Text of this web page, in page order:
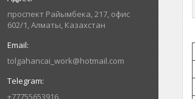
проспект Райымбека, 217, офис
602/1, Алматы, Казахстан
tolgahancai_work@hotmail.com
+77755653916